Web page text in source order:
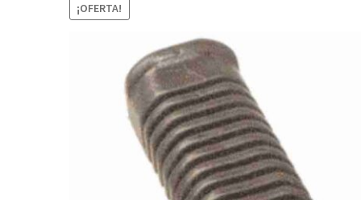
¡OFERTA!